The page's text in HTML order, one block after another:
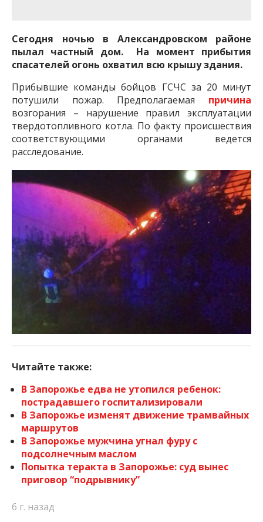
Сегодня ночью в Александровском районе
пылал частный дом. На момент прибытия
спасателей огонь охватил всю крышу здания.
Прибывшие команды бойцов ГСЧС за 20 минут
потушили пожар. Предполагаемая причина
возгорания – нарушение правил эксплуатации
твердотопливного котла. По факту происшествия
соответствующими органами ведется
расследование.
Читайте также:
В Запорожье едва не утопился ребенок:
пострадавшего госпитализировали
В Запорожье изменят движение трамвайных
маршрутов
В Запорожье мужчина угнал фуру с
подсолнечным маслом
Попытка теракта в Запорожье: суд вынес
приговор “подрывнику”
6 г. назад